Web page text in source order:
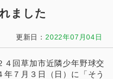
ました
更新日： 2022年07月04日
４回草加市近隣少年野球交
７月３日（日）に「そう